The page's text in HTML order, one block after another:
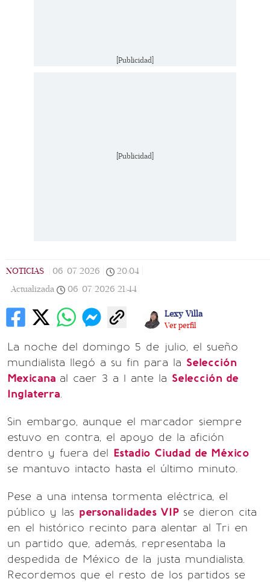
[Publicidad]
[Publicidad]
NOTICIAS 06/07/2026 20:04
Actualizada
06/07/2026 21:44
Lexy Villa
Ver perfil
La noche del domingo 5 de julio, el sueño
mundialista llegó a su fin para la Selección
Mexicana al caer 3 a 1 ante la Selección de
Inglaterra.
Sin embargo, aunque el marcador siempre
estuvo en contra, el apoyo de la afición
dentro y fuera del Estadio Ciudad de México
se mantuvo intacto hasta el último minuto.
Pese a una intensa tormenta eléctrica, el
público y las personalidades VIP se dieron cita
en el histórico recinto para alentar al Tri en
un partido que, además, representaba la
despedida de México de la justa mundialista.
Recordemos que el resto de los partidos se